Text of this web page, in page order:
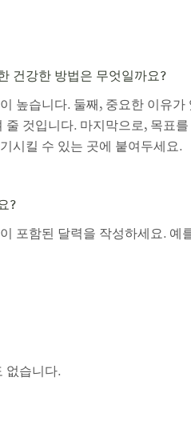
건강한 방법은 무엇일까요?
높습니다. 둘째, 중요한 이유
것입니다. 마지막으로, 목표
시킬 수 있는 곳에 붙여두세요.
?
포함된 달력을 작성하세요. 예
없습니다.